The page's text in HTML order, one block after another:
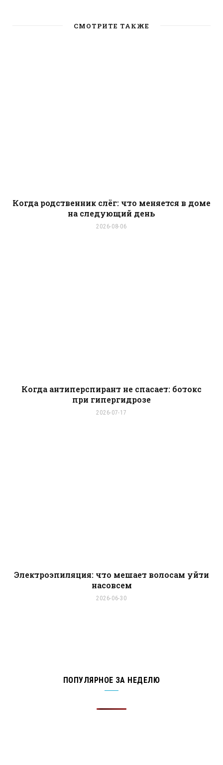
e
СМОТРИТЕ ТАКЖЕ
Когда родственник слёг: что меняется в доме
на следующий день
2026-08-06
Когда антиперспирант не спасает: ботокс
при гипергидрозе
2026-07-17
Электроэпиляция: что мешает волосам уйти
насовсем
2026-06-30
ПОПУЛЯРНОЕ ЗА НЕДЕЛЮ